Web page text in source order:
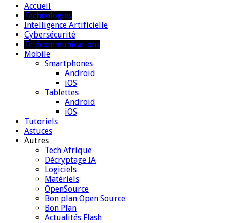
Accueil
Technologies
Intelligence Artificielle
Cybersécurité
Télécommunications
Mobile
Smartphones
Android
iOS
Tablettes
Android
iOS
Tutoriels
Astuces
Autres
Tech Afrique
Décryptage IA
Logiciels
Matériels
OpenSource
Bon plan Open Source
Bon Plan
Actualités Flash